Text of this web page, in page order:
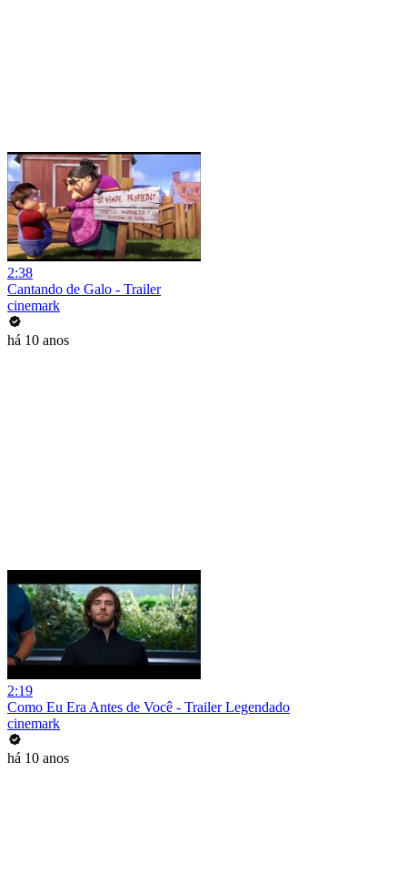
2:38
Cantando de Galo - Trailer
cinemark
há 10 anos
2:19
Como Eu Era Antes de Você - Trailer Legendado
cinemark
há 10 anos